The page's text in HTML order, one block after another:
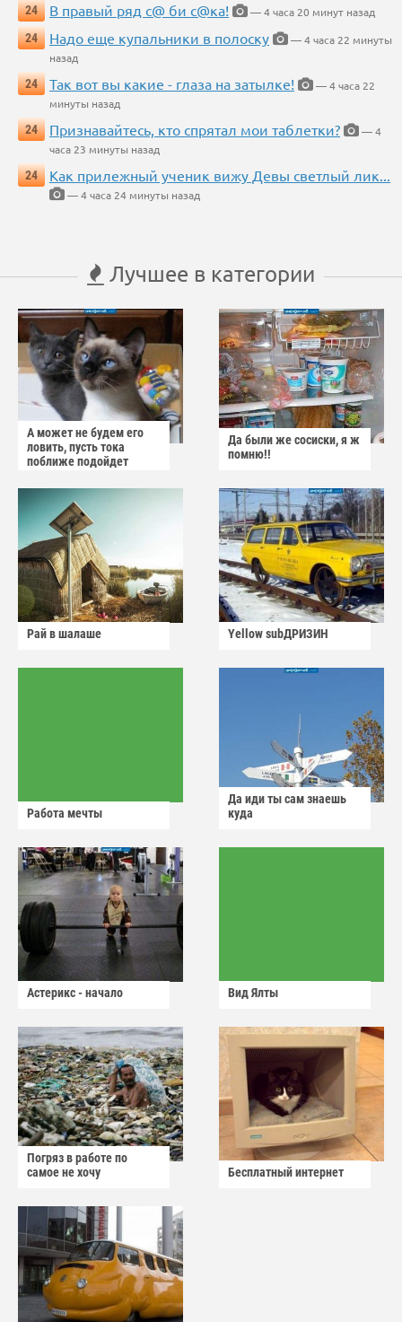
24
В правый ряд с@ би с@ка!
— 4 часа 20 минут назад
24
Надо еще купальники в полоску
— 4 часа 22 минуты
назад
24
Так вот вы какие - глаза на затылке!
— 4 часа 22
минуты назад
24
Признавайтесь, кто спрятал мои таблетки?
— 4
часа 23 минуты назад
24
Как прилежный ученик вижу Девы светлый лик...
— 4 часа 24 минуты назад
Лучшее в категории
А может не будем его
ловить, пусть тока
поближе подойдет
Да были же сосиски, я ж
помню!!
Рай в шалаше Yellow subДРИЗИН
Работа мечты
Да иди ты сам знаешь
куда
Астерикс - начало Вид Ялты
Погряз в работе по
самое не хочу
Бесплатный интернет